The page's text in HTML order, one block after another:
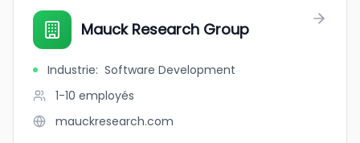
Mauck Research Group
Industrie: Software Development
1-10 employés
mauckresearch.com